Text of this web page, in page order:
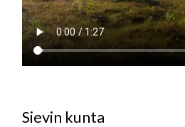
Sievin kunta